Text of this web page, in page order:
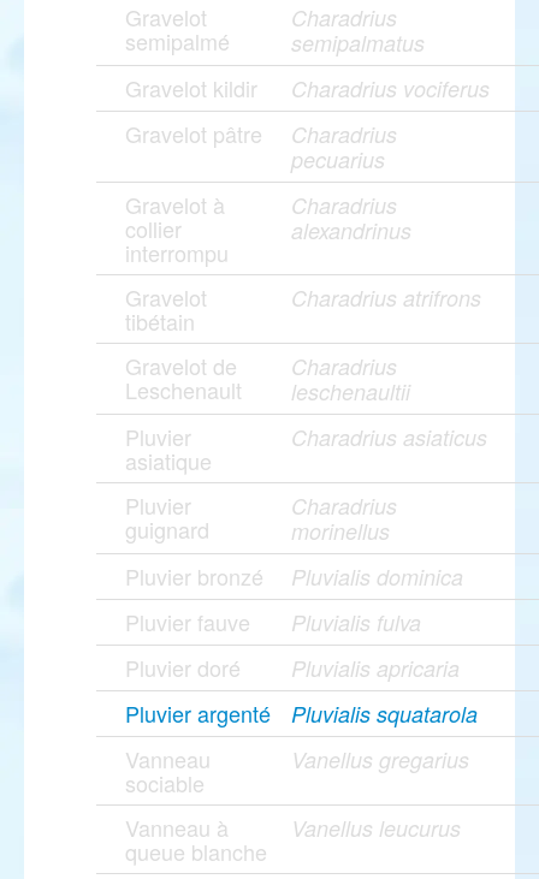
Gravelot
semipalmé
Charadrius
semipalmatus
Gravelot kildir Charadrius vociferus
Gravelot pâtre
Charadrius
pecuarius
Gravelot à
collier
interrompu
Charadrius
alexandrinus
Gravelot
tibétain
Charadrius atrifrons
Gravelot de
Leschenault
Charadrius
leschenaultii
Pluvier
asiatique
Charadrius asiaticus
Pluvier
guignard
Charadrius
morinellus
Pluvier bronzé Pluvialis dominica
Pluvier fauve Pluvialis fulva
Pluvier doré Pluvialis apricaria
Pluvier argenté Pluvialis squatarola
Vanneau
sociable
Vanellus gregarius
Vanneau à
queue blanche
Vanellus leucurus